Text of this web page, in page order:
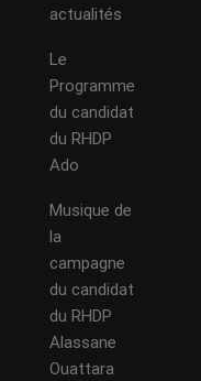
actualités
Le
Programme
du candidat
du RHDP
Ado
Musique de
la
campagne
du candidat
du RHDP
Alassane
Ouattara